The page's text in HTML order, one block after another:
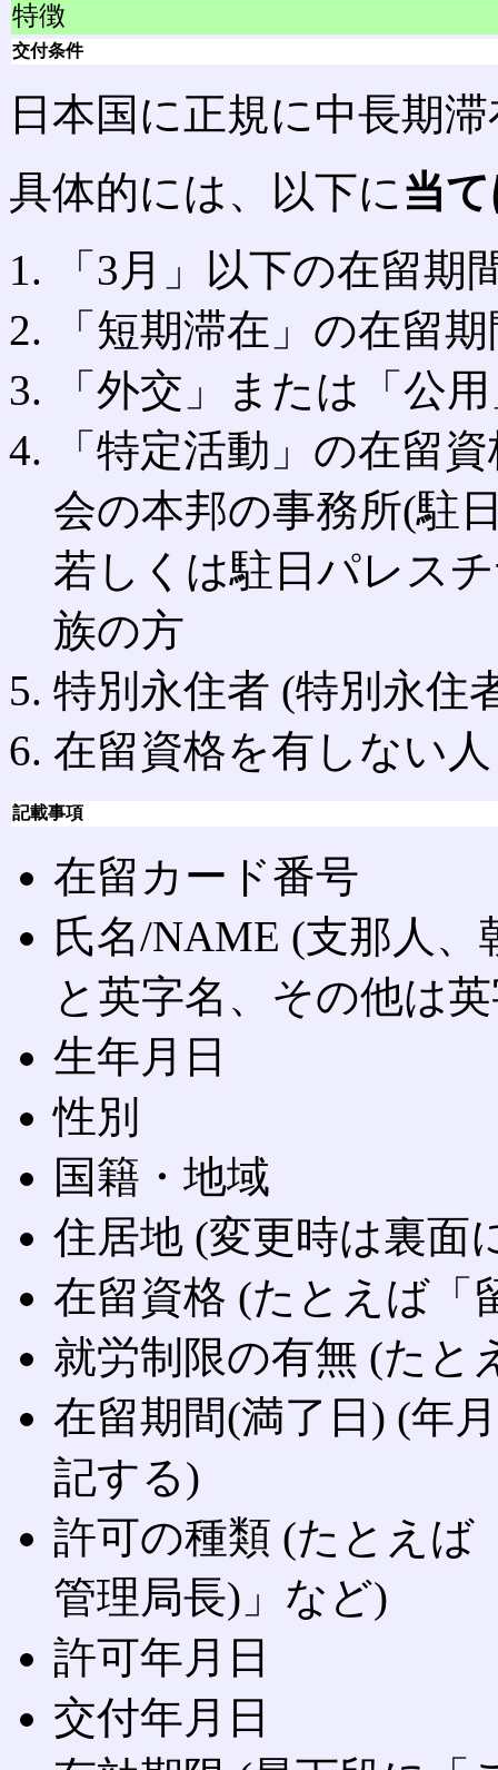
特徴
交付条件
日本国に正規に中長期
具体的には、以下に当
「3月」以下の在留期
「短期滞在」の在留
「外交」または「公
「特定活動」の在留
会の本邦の事務所(駐
若しくは駐日パレス
族の方
特別永住者 (特別永住
在留資格を有しない人
記載事項
在留カード番号
氏名/NAME (支那人
と英字名、その他は
生年月日
性別
国籍・地域
住居地 (変更時は裏面
在留資格 (たとえば「
就労制限の有無 (たと
在留期間(満了日) (年
記する)
許可の種類 (たとえば
管理局長)」など)
許可年月日
交付年月日